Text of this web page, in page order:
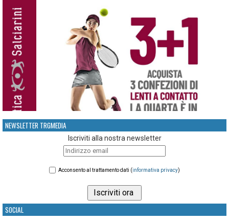
NEWSLETTER TRGMEDIA
Iscriviti alla nostra newsletter
Acconsento al trattamento dati (informativa privacy)
SOCIAL